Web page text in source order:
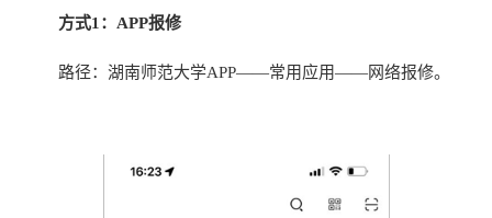
方式1：APP报修
路径：湖南师范大学APP——常用应用——网络报修。